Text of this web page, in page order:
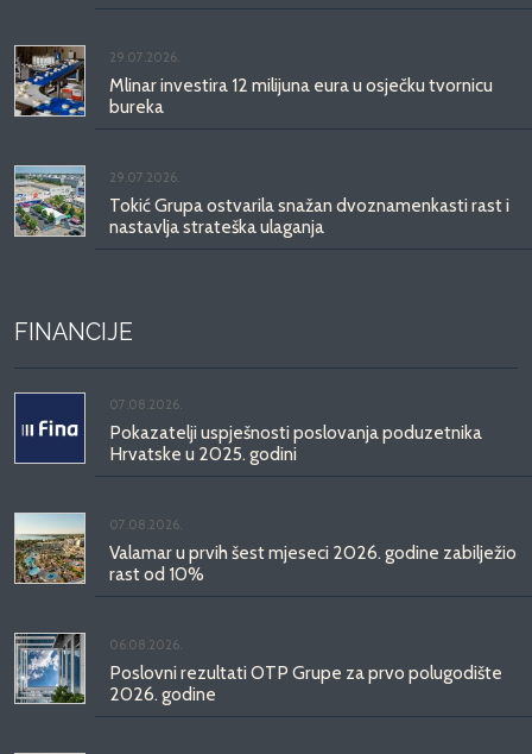
29.07.2026.
Mlinar investira 12 milijuna eura u osječku tvornicu
bureka
29.07.2026.
Tokić Grupa ostvarila snažan dvoznamenkasti rast i
nastavlja strateška ulaganja
FINANCIJE
07.08.2026.
Pokazatelji uspješnosti poslovanja poduzetnika
Hrvatske u 2025. godini
07.08.2026.
Valamar u prvih šest mjeseci 2026. godine zabilježio
rast od 10%
06.08.2026.
Poslovni rezultati OTP Grupe za prvo polugodište
2026. godine